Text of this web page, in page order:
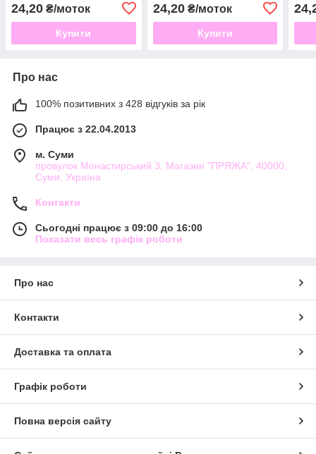
24,20 ₴/моток
Купити
24,20₴/моток
Купити
Про нас
100% позитивних з 428 відгуків за рік
Працює з 22.04.2013
м. Суми
провулок Монастирський 3, Магазин "ПРЯЖА", 40000,
Суми, Україна
Контакти
Сьогодні працює з 09:00 до 16:00
Показати весь графік роботи
Про нас
Контакти
Доставка та оплата
Графік роботи
Повна версія сайту